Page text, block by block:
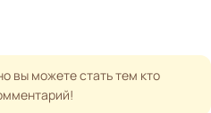
вы можете стать тем кто